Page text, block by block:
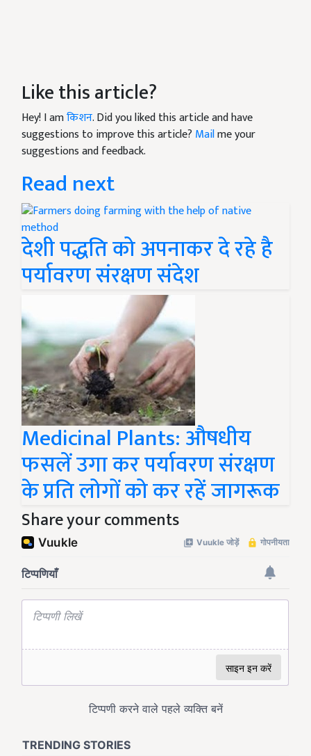
Like this article?
Hey! I amकिशन. Did you liked this article and have
suggestions to improve this article? Mailme your
suggestions and feedback.
Read next
देशी पद्धति को अपनाकर दे रहे है
पर्यावरण संरक्षण संदेश
Medicinal Plants: औषधीय
फसलें उगा कर पर्यावरण संरक्षण
के प्रति लोगों को कर रहें जागरूक
Share your comments